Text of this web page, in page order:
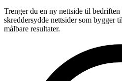
Trenger du en ny nettside til
skreddersydde nettsider som bygger
målbare resultater.